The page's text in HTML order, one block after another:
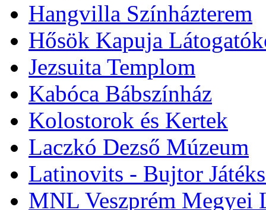
Hangvilla Színházterem
Hősök Kapuja
Jezsuita Templom
Kabóca Bábszínház
Kolostorok és Kertek
Laczkó Dezső Múzeum
Latinovits - Bujtor
MNL Veszprém Megyei